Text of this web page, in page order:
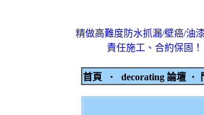
精做高難度防水抓漏/壁癌/油
責任施工、合約保固！
首頁 ‧ decorating 論壇 ‧